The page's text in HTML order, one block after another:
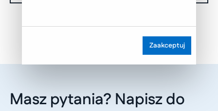
Masz pytania? Napisz do
Zaakceptuj